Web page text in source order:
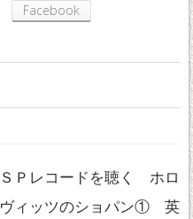
Facebook
ＳＰレコードを聴く ホロ
ヴィッツのショパン① 英